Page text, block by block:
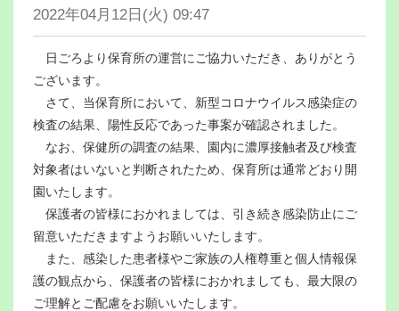
2022年04月12日(火) 09:47
日ごろより保育所の運営にご協力いただき、ありがとう
ございます。
さて、当保育所において、新型コロナウイルス感染症の
検査の結果、陽性反応であった事案が確認されました。
なお、保健所の調査の結果、園内に濃厚接触者及び検査
対象者はいないと判断されたため、保育所は通常どおり開
園いたします。
保護者の皆様におかれましては、引き続き感染防止にご
留意いただきますようお願いいたします。
また、感染した患者様やご家族の人権尊重と個人情報保
護の観点から、保護者の皆様におかれましても、最大限の
ご理解とご配慮をお願いいたします。